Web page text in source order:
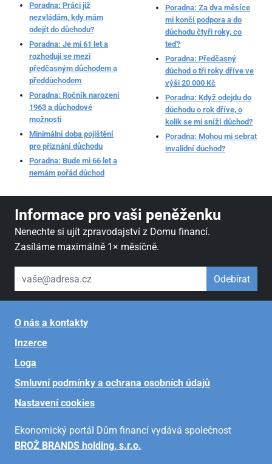
Poradna: Práci již
nezvládám, kdy mám
odejít do důchodu?
Poradna: Je mi 61 let a
rozhoduji se mezi
předčasným důchodem a
předdůchodem
Poradna: Ročník narození
1963 a důchodové
možnosti
Minimální doba pojištění
pro přiznání důchodu
Poradna: Bude mi 66 let a
nemám pořád důchod
Poradna: Za dva měsíce
mi končí podpora a do
důchodu čtyři roky, co
teď?
Poradna: Předčasný
důchod o tři roky dříve ve
výši 20 000 Kč
Poradna: Když odejdu do
důchodu o rok dříve, o
kolik se mi sníží důchod?
Poradna: Mohou mi sebrat
invalidní důchod?
Informace pro vaši peněženku
Nenechte si ujít zpravodajství z Domu financí.
Zasíláme maximálně 1× měsíčně.
váš email Odebírat
O nás a kontakty
Inzerce
Loga
Smluvní podmínky a ochrana osobních údajů
Nastavení cookies
Ekonomický portál Dům financí vydává společnost
BROŽ BRANDS holding, s.r.o.